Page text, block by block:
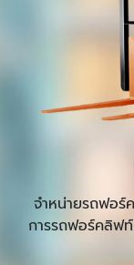
จำหน่ายรถฟอ
การรถฟอร์คลิฟ